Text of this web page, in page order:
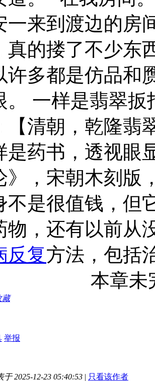
一来到渡边的房
真的搂了不少东
许多都是仿品和
。 一样是翡翠
【清朝，乾隆翡
是药书，透视眼
》，宋朝木刻版
不是很值钱，但
物，还有以前从
反复方法，包括
章未完，点
藏
举报
于 2025-12-23 05:40:53 | 只看该作者